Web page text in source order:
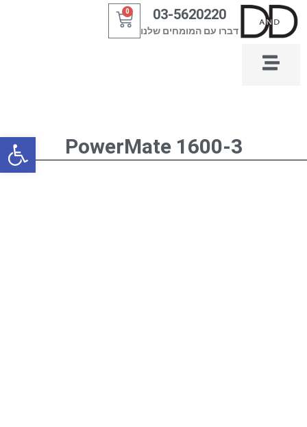
דילוג
לתוכן
03-5620220
דברו עם המומחים שלנו
0
עגלת
קניות
PowerMate 1600-3 פתח